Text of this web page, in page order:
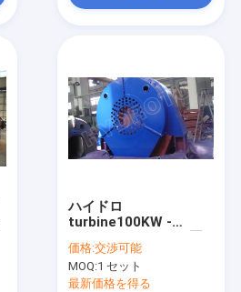
ハイドロ
turbine100KW -
期水力電気発電機の刺
激システム
価格:交渉可能
MOQ:1 セット
最新価格を得る